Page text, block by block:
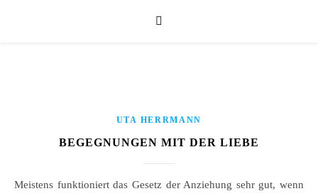
UTA HERRMANN
BEGEGNUNGEN MIT DER LIEBE
Meistens funktioniert das Gesetz der Anziehung sehr gut, wenn